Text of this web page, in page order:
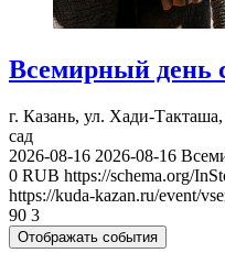
Всемирный день
г. Казань, ул. Хади-Такташа,
сад
2026-08-16 2026-08-16
0 RUB https://schema.org/
https://kuda-kazan.ru/event/
90 3
Отображать события